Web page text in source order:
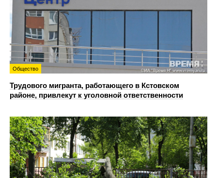
Общество
Трудового мигранта, работающего в Кстовском
районе, привлекут к уголовной ответственности